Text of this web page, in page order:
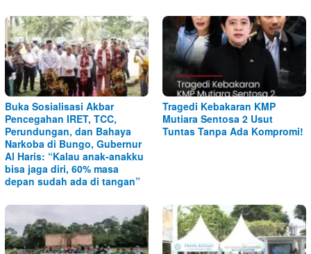
Buka Sosialisasi Akbar
Pencegahan IRET, TCC,
Perundungan, dan Bahaya
Narkoba di Bungo, Gubernur
Al Haris: “Kalau anak-anakku
bisa jaga diri, 60% masa
depan sudah ada di tangan”
Tragedi Kebakaran KMP
Mutiara Sentosa 2 Usut
Tuntas Tanpa Ada Kompromi!